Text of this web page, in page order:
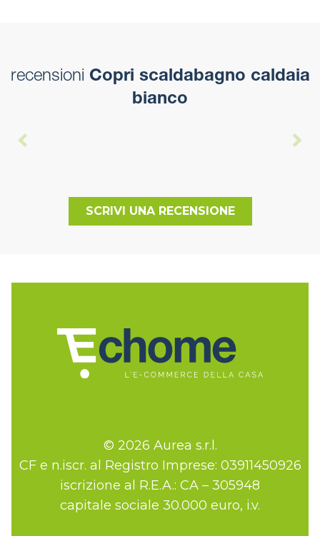
recensioni Copri scaldabagno caldaia
bianco
SCRIVI UNA RECENSIONE
© 2026 Aurea s.r.l.
CF e n.iscr. al Registro Imprese: 03911450926
iscrizione al R.E.A.: CA – 305948
capitale sociale 30.000 euro, i.v.